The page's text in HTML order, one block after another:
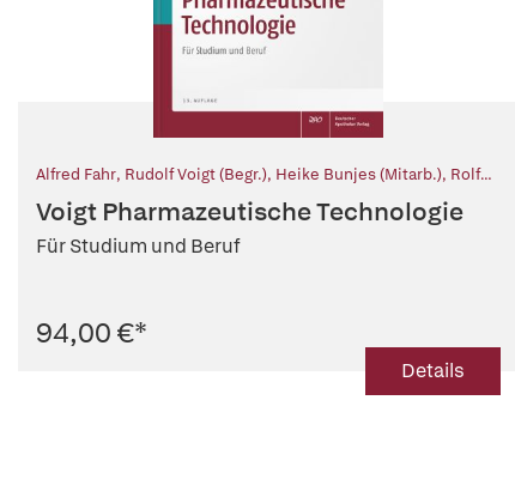
Alfred Fahr, Rudolf Voigt (Begr.), Heike Bunjes (Mitarb.), Rolf
(Mitarb.) ,Sylvio May (Mitarb.),Stefan Scheler (Mitarb.),Martin
Tegtmeier (Mitarb.)
Voigt Pharmazeutische Technologie
Für Studium und Beruf
94,00 €*
Details